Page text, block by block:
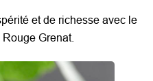
et de richesse avec le
Grenat.